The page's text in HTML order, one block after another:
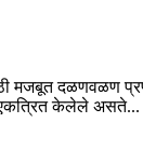
मजबूत दळणवळण
एकत्रित केलेले असते...